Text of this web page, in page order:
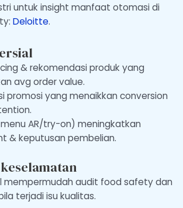
untuk insight manfaat otomasi di
Deloitte.
& rekomendasi produk yang
avg order value.
promosi yang menaikkan conversion
menu AR/try-on) meningkatkan
& keputusan pembelian.
mempermudah audit food safety dan
terjadi isu kualitas.